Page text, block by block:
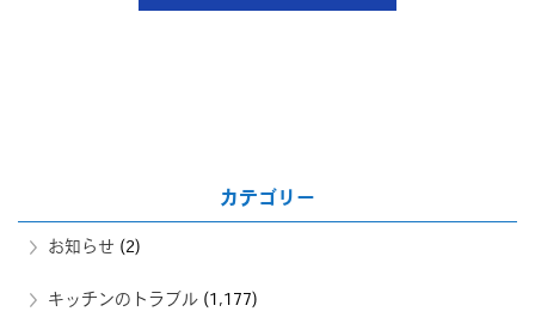
カテゴリー
お知らせ (2)
キッチンのトラブル (1,177)